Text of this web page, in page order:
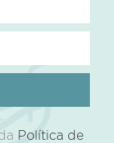
Política de